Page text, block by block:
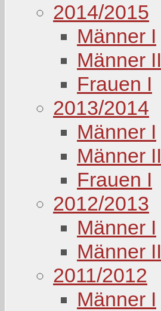
2014/2015
Männer I
Männer II
Frauen I
2013/2014
Männer I
Männer II
Frauen I
2012/2013
Männer I
Männer II
2011/2012
Männer I